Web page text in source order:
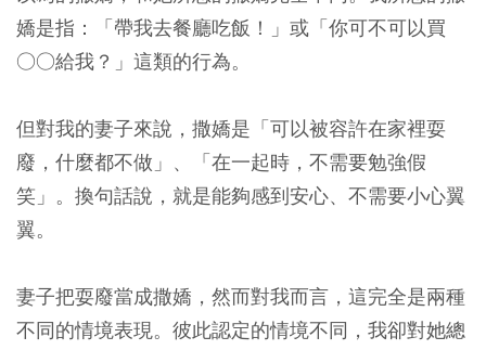
嬌是指：「帶我去餐廳吃飯！」或「你可不可以買
○○給我？」這類的行為。
但對我的妻子來說，撒嬌是「可以被容許在家裡耍
廢，什麼都不做」、「在一起時，不需要勉強假
笑」。換句話說，就是能夠感到安心、不需要小心翼
翼。
妻子把耍廢當成撒嬌，然而對我而言，這完全是兩種
不同的情境表現。彼此認定的情境不同，我卻對她總